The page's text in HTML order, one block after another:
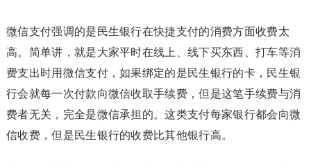
微信支付强调的是民生银行在快捷支付的消费方面收费太
高。简单讲，就是大家平时在线上、线下买东西、打车等消
费支出时用微信支付，如果绑定的是民生银行的卡，民生银
行会就每一次付款向微信收取手续费，但是这笔手续费与消
费者无关，完全是微信承担的。这类支付每家银行都会向微
信收费，但是民生银行的收费比其他银行高。